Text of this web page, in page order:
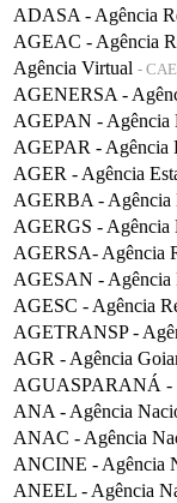
ADASA - Agência
AGEAC - Agência
Agência Virtual -
AGENERSA -
AGEPAN - Agência
AGEPAR - Agência
AGER - Agência
AGERBA - Agência
AGERGS - Agência
AGERSA- Agência
AGESAN - Agência
AGESC - Agência
AGETRANSP -
AGR - Agência
AGUASPARANÁ -
ANA - Agência
ANAC - Agência
ANCINE - Agência
ANEEL - Agência